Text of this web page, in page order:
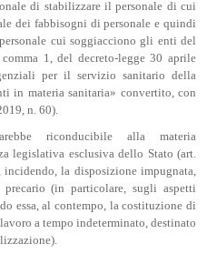
di stabilizzare il personale di cui
dei fabbisogni di personale e quindi
cui soggiacciono gli enti del
1, del decreto-legge 30 aprile
per il servizio sanitario della
in materia sanitaria» convertito, con
n. 60).
riconducibile alla materia
legislativa esclusiva dello Stato (art.
incidendo, la disposizione impugnata,
(in particolare, sugli aspetti
essa, al contempo, la costituzione di
a tempo indeterminato, destinato